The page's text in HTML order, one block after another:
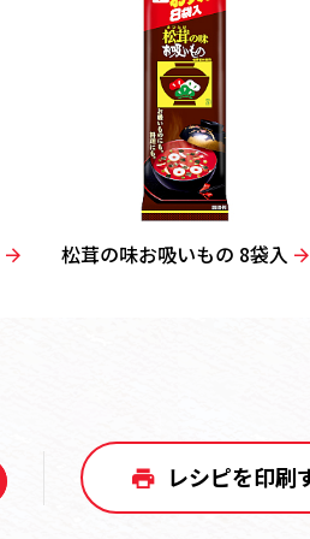
松茸の味お吸いもの 8袋入
レシピを印刷